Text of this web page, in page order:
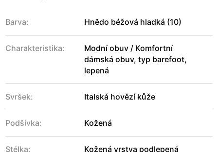
Barva: Hnědo béžová hladká (10)
Charakteristika:
Modní obuv / Komfortní
dámská obuv, typ barefoot,
lepená
Svršek: Italská hovězí kůže
Podšívka: Kožená
Stélka:
Kožená vrstva podlepená